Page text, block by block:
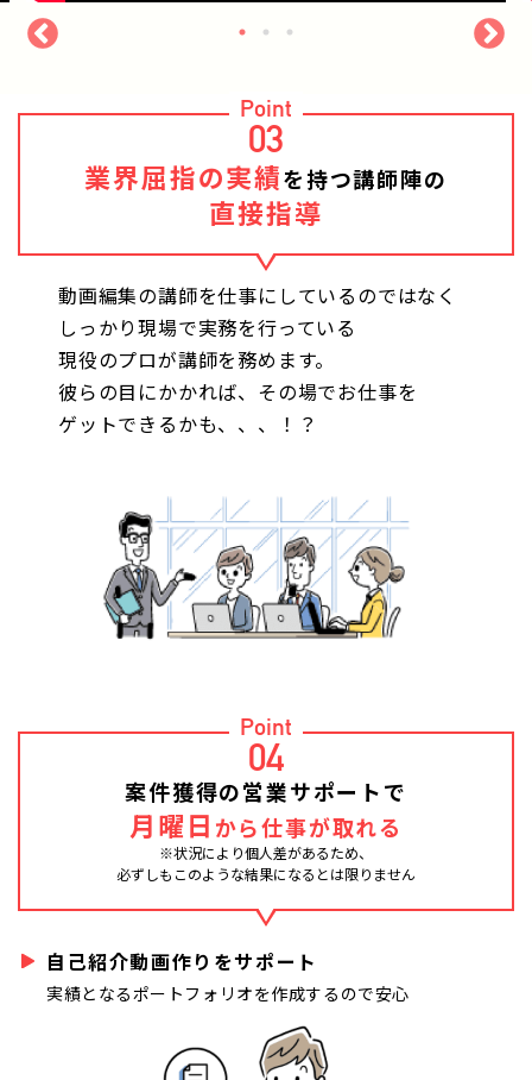
Point
03
業界屈指の実績を持つ講師陣の
直接指導
動画編集の講師を仕事にしているのではなく
しっかり現場で実務を行っている
現役のプロが講師を務めます。
彼らの目にかかれば、その場でお仕事を
ゲットできるかも、、、！？
Point
04
案件獲得の営業サポートで
月曜日 から仕事が取れる
※状況により個人差があるため、
必ずしもこのような結果になるとは限りません
自己紹介動画作りをサポート
実績となるポートフォリオを作成するので安心